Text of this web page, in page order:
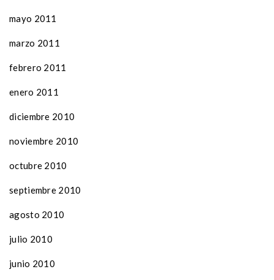
mayo 2011
marzo 2011
febrero 2011
enero 2011
diciembre 2010
noviembre 2010
octubre 2010
septiembre 2010
agosto 2010
julio 2010
junio 2010